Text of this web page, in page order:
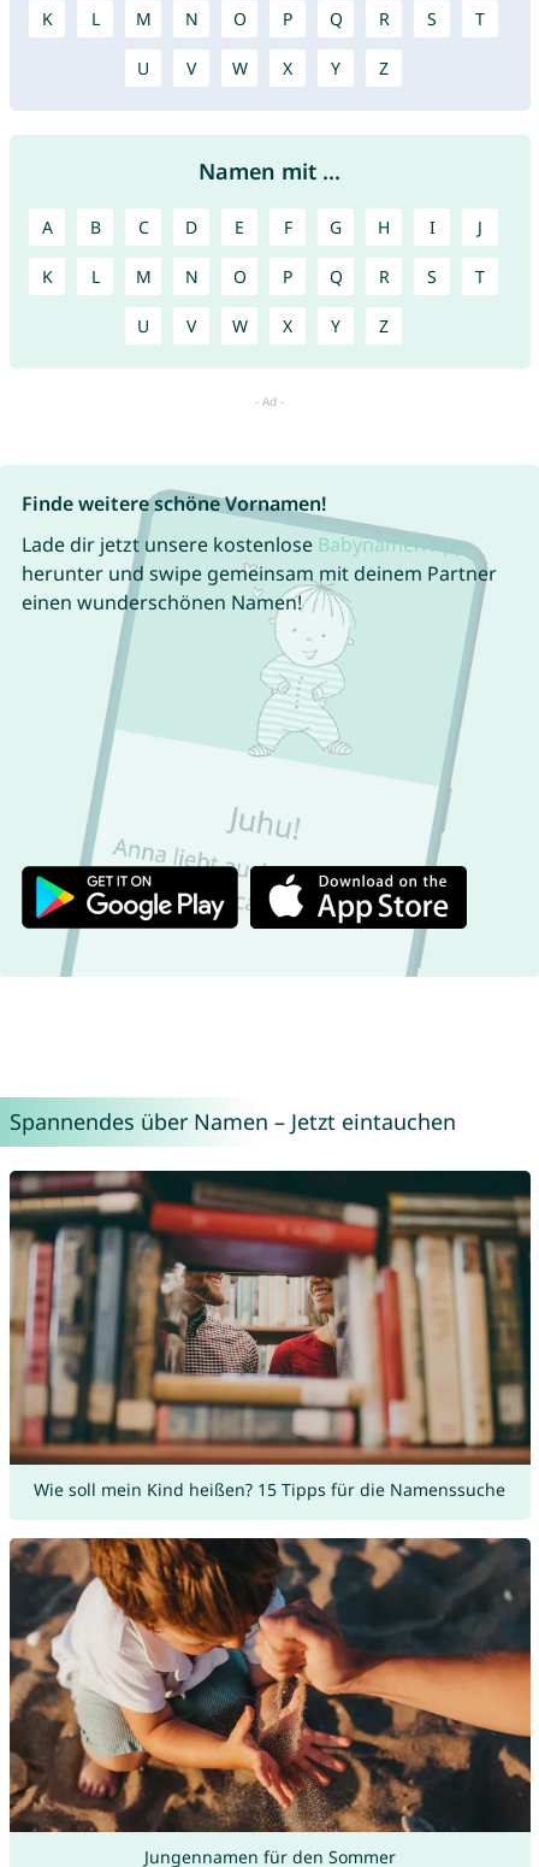
K L M N O P Q R S T
U V W X Y Z
Namen mit ...
A B C D E F G H I J
K L M N O P Q R S T
U V W X Y Z
Finde weitere schöne Vornamen!
Lade dir jetzt unsere kostenlose Babynamen App
herunter und swipe gemeinsam mit deinem Partner
einen wunderschönen Namen!
Spannendes über Namen – Jetzt eintauchen
Wie soll mein Kind heißen? 15 Tipps für die Namenssuche
Jungennamen für den Sommer